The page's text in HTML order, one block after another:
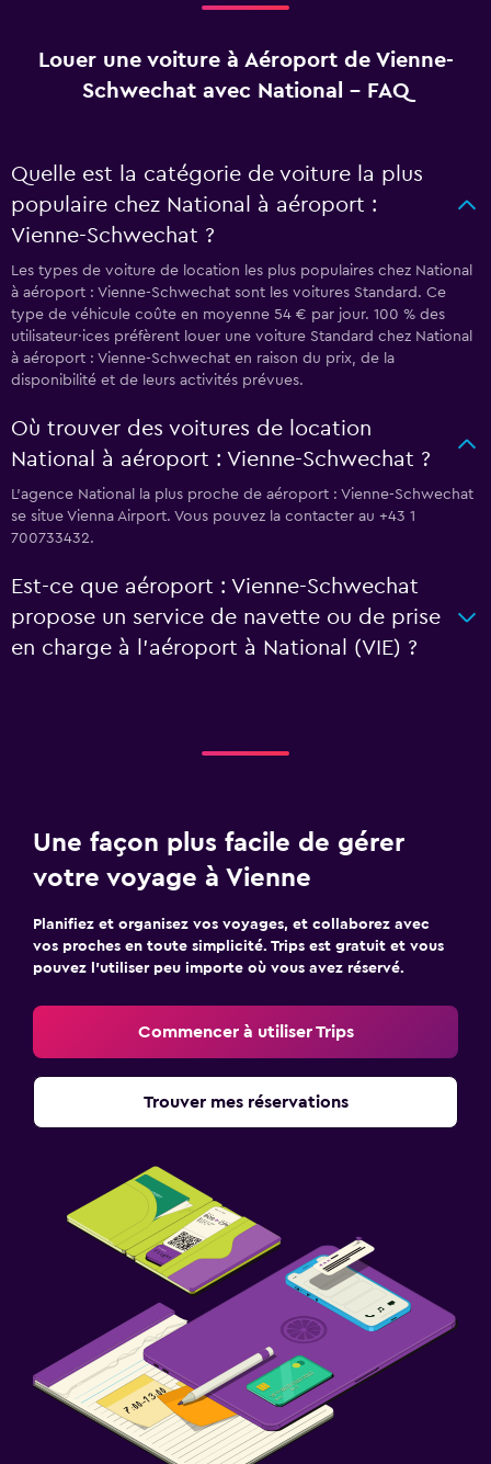
Louer une voiture à Aéroport de Vienne-
Schwechat avec National - FAQ
Quelle est la catégorie de voiture la plus
populaire chez National à aéroport :
Vienne-Schwechat ?
Les types de voiture de location les plus populaires chez National
à aéroport : Vienne-Schwechat sont les voitures Standard. Ce
type de véhicule coûte en moyenne 54 € par jour. 100 % des
utilisateur·ices préfèrent louer une voiture Standard chez National
à aéroport : Vienne-Schwechat en raison du prix, de la
disponibilité et de leurs activités prévues.
Où trouver des voitures de location
National à aéroport : Vienne-Schwechat ?
L’agence National la plus proche de aéroport : Vienne-Schwechat
se situe Vienna Airport. Vous pouvez la contacter au +43 1
700733432.
Est-ce que aéroport : Vienne-Schwechat
propose un service de navette ou de prise
en charge à l’aéroport à National (VIE) ?
Une façon plus facile de gérer
votre voyage à Vienne
Planifiez et organisez vos voyages, et collaborez avec
vos proches en toute simplicité. Trips est gratuit et vous
pouvez l’utiliser peu importe où vous avez réservé.
Commencer à utiliser Trips
Trouver mes réservations